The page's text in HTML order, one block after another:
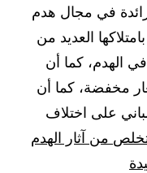
رائدة في مجال هدم
العديد من
الهدم، كما أن
مخفضة، كما أن
على اختلاف
من آثار الهدم